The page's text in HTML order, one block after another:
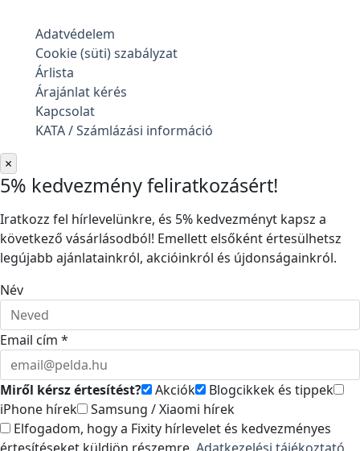
Adatvédelem
Cookie (süti) szabályzat
Árlista
Árajánlat kérés
Kapcsolat
KATA / Számlázási információ
×
5% kedvezmény feliratkozásért!
Iratkozz fel hírlevelünkre, és 5% kedvezményt kapsz a
következő vásárlásodból! Emellett elsőként értesülhetsz
legújabb ajánlatainkról, akcióinkról és újdonságainkról.
Név
Email cím *
Miről kérsz értesítést? Akciók
Blogcikkek és tippek
iPhone hírek
Samsung / Xiaomi hírek
Elfogadom, hogy a Fixity hírlevelet és kedvezményes